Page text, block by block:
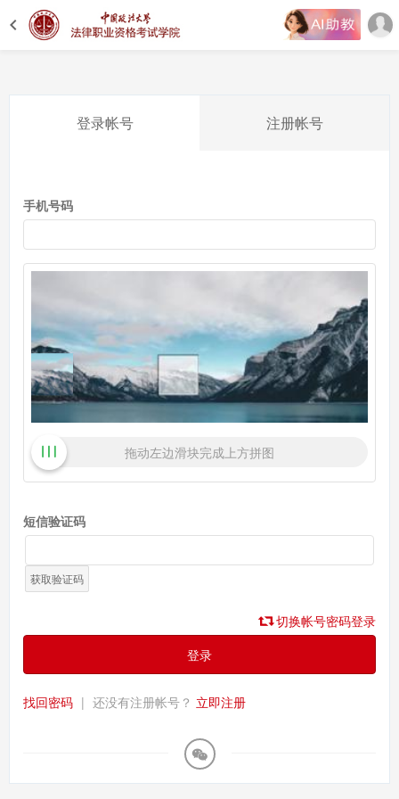
登录帐号 注册帐号
手机号码
拖动左边滑块完成上方拼图
短信验证码
获取验证码
切换帐号密码登录
登录
找回密码 | 还没有注册帐号？ 立即注册